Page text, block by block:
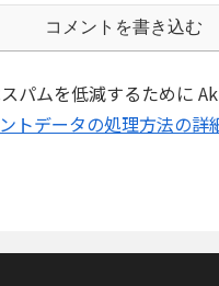
コメントを書き込む
パムを低減するために
トデータの処理方法の詳